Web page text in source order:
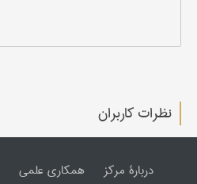
نظرات کاربران
دربارۀ مرکز همکاری علمی